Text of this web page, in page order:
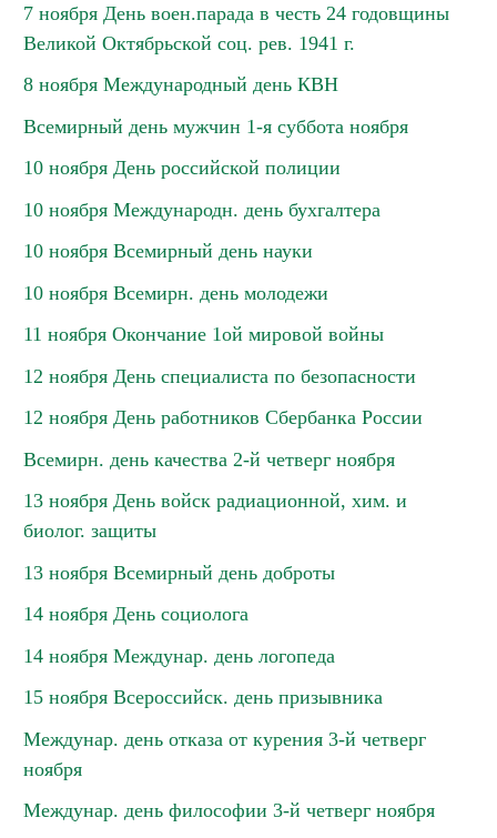
7 ноября День воен.парада в честь 24 годовщины
Великой Октябрьской соц. рев. 1941 г.
8 ноября Международный день КВН
Всемирный день мужчин 1-я суббота ноября
10 ноября День российской полиции
10 ноября Международн. день бухгалтера
10 ноября Всемирный день науки
10 ноября Всемирн. день молодежи
11 ноября Окончание 1ой мировой войны
12 ноября День специалиста по безопасности
12 ноября День работников Сбербанка России
Всемирн. день качества 2-й четверг ноября
13 ноября День войск радиационной, хим. и
биолог. защиты
13 ноября Всемирный день доброты
14 ноября День социолога
14 ноября Междунар. день логопеда
15 ноября Всероссийск. день призывника
Междунар. день отказа от курения 3-й четверг
ноября
Междунар. день философии 3-й четверг ноября